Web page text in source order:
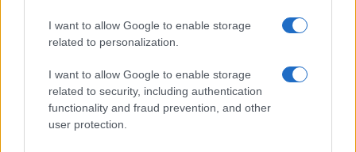
I want to allow Google to enable storage
related to personalization.
I want to allow Google to enable storage
related to security, including authentication
functionality and fraud prevention, and other
user protection.
NECROLOGIE